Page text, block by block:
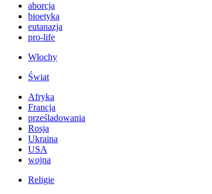
aborcja
bioetyka
eutanazja
pro-life
Włochy
Świat
Afryka
Francja
prześladowania
Rosja
Ukraina
USA
wojna
Religie